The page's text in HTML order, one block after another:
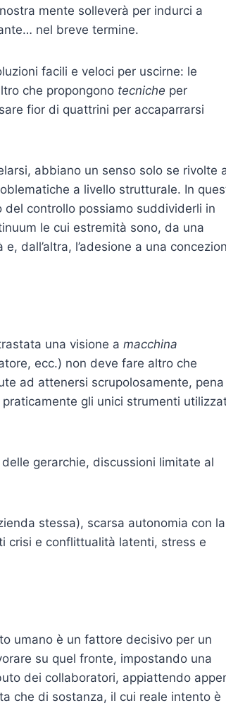
mente solleverà per indurci a
nel breve termine.
facili e veloci per uscirne: le
che propongono tecniche per
fior di quattrini per accaparrarsi
abbiano un senso solo se rivolte
a livello strutturale. In
del controllo possiamo suddividerli in
le cui estremità sono, da una
e, dall’altra, l’adesione a una
una visione a macchina
ecc.) non deve fare altro che
ad attenersi scrupolosamente, pena
gli unici strumenti
gerarchie, discussioni limitate al
stessa), scarsa autonomia con la
crisi e conflittualità latenti, stress e
umano è un fattore decisivo per un
su quel fronte, impostando una
dei collaboratori, appiattendo
che di sostanza, il cui reale intento è